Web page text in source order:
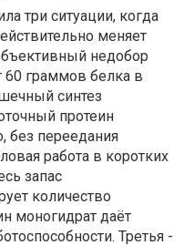
три ситуации, когда
меняет
недобор
60 граммов белка в
синтез
протеин
без переедания
работа в коротких
запас
количество
моногидрат даёт
Третья -